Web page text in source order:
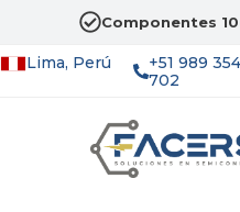
Componentes
Lima, Perú
+51 989 354
702